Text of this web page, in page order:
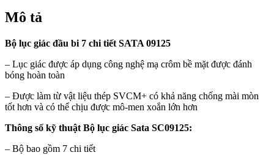
Mô tả
Bộ lục giác đầu bi 7 chi tiết SATA 09125
– Lục giác được áp dụng công nghệ mạ crôm bề mặt được đánh
bóng hoàn toàn
– Được làm từ vật liệu thép SVCM+ có khả năng chống mài mòn
tốt hơn và có thể chịu được mô-men xoắn lớn hơn
Thông số kỹ thuật Bộ lục giác Sata SC09125:
– Bộ bao gồm 7 chi tiết